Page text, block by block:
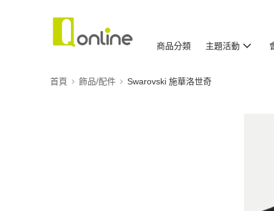
商品分類 主題活動
首頁 飾品/配件 Swarovski 施華洛世奇